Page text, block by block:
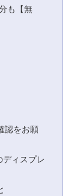
も【無
認をお願
ィスプレ